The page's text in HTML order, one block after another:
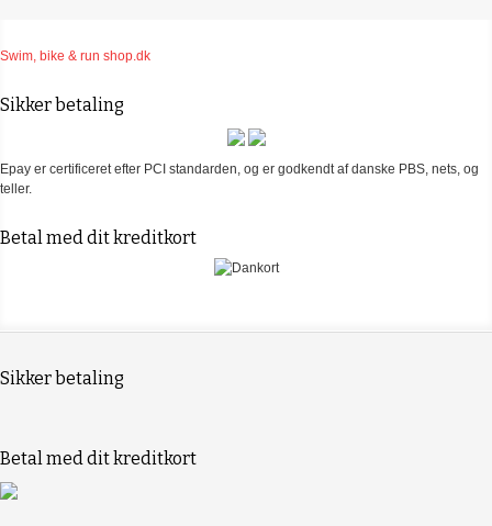
Swim, bike & run shop.dk
Sikker betaling
Epay er certificeret efter PCI standarden, og er godkendt af danske PBS, nets, og
teller.
Betal med dit kreditkort
Sikker betaling
Betal med dit kreditkort